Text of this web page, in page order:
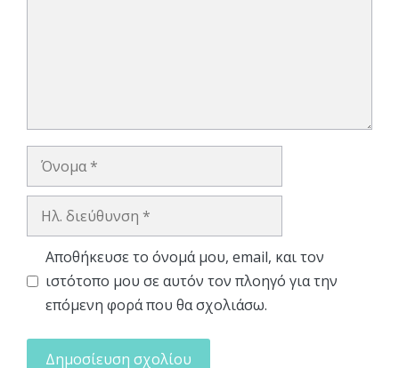
Όνομα
Ηλ.
Αποθήκευσε το όνομά μου, email, και τον
ιστότοπο μου σε αυτόν τον πλοηγό για την
επόμενη φορά που θα σχολιάσω.